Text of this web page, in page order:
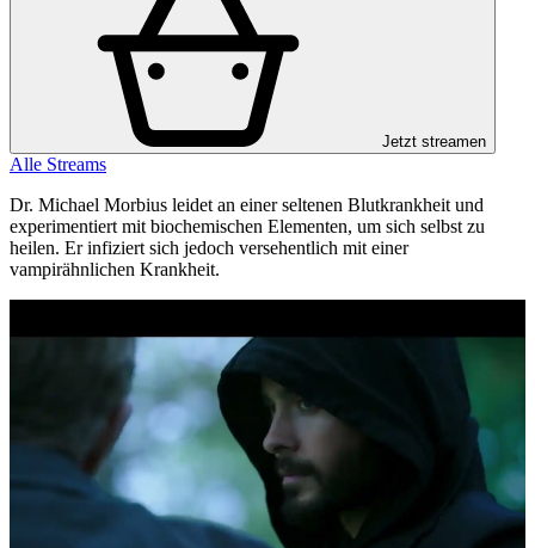
Jetzt streamen
Alle Streams
Dr. Michael Morbius leidet an einer seltenen Blutkrankheit und
experimentiert mit biochemischen Elementen, um sich selbst zu
heilen. Er infiziert sich jedoch versehentlich mit einer
vampirähnlichen Krankheit.